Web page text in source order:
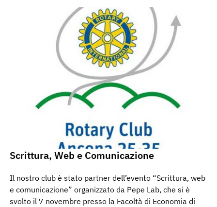
Scrittura, Web e Comunicazione
Il nostro club è stato partner dell’evento “Scrittura, web
e comunicazione” organizzato da Pepe Lab, che si è
svolto il 7 novembre presso la Facoltà di Economia di